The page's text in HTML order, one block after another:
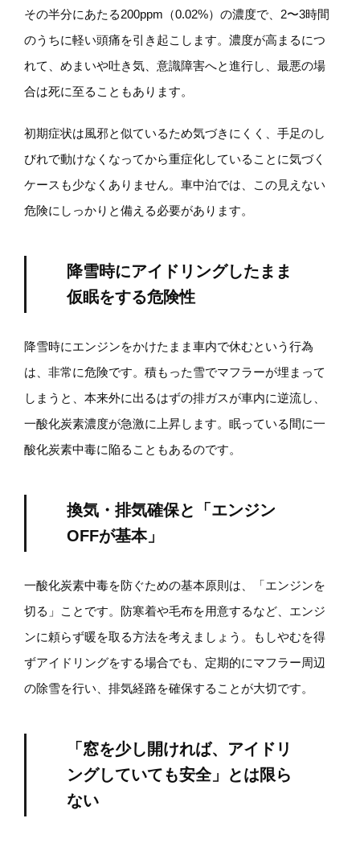
その半分にあたる200ppm（0.02%）の濃度で、2〜3時間
のうちに軽い頭痛を引き起こします。濃度が高まるにつ
れて、めまいや吐き気、意識障害へと進行し、最悪の場
合は死に至ることもあります。
初期症状は風邪と似ているため気づきにくく、手足のし
びれで動けなくなってから重症化していることに気づく
ケースも少なくありません。車中泊では、この見えない
危険にしっかりと備える必要があります。
降雪時にアイドリングしたまま
仮眠をする危険性
降雪時にエンジンをかけたまま車内で休むという行為
は、非常に危険です。積もった雪でマフラーが埋まって
しまうと、本来外に出るはずの排ガスが車内に逆流し、
一酸化炭素濃度が急激に上昇します。眠っている間に一
酸化炭素中毒に陥ることもあるのです。
換気・排気確保と「エンジン
OFFが基本」
一酸化炭素中毒を防ぐための基本原則は、「エンジンを
切る」ことです。防寒着や毛布を用意するなど、エンジ
ンに頼らず暖を取る方法を考えましょう。もしやむを得
ずアイドリングをする場合でも、定期的にマフラー周辺
の除雪を行い、排気経路を確保することが大切です。
「窓を少し開ければ、アイドリ
ングしていても安全」とは限ら
ない